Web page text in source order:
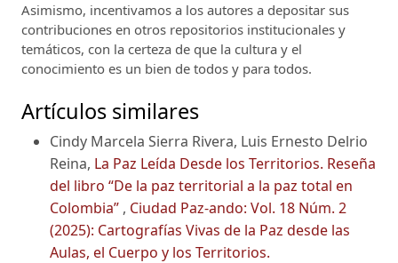
Asimismo, incentivamos a los autores a depositar sus
contribuciones en otros repositorios institucionales y
temáticos, con la certeza de que la cultura y el
conocimiento es un bien de todos y para todos.
Artículos similares
Cindy Marcela Sierra Rivera, Luis Ernesto Delrio
Reina, La Paz Leída Desde los Territorios. Reseña
del libro “De la paz territorial a la paz total en
Colombia” , Ciudad Paz-ando: Vol. 18 Núm. 2
(2025): Cartografías Vivas de la Paz desde las
Aulas, el Cuerpo y los Territorios.